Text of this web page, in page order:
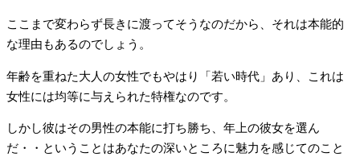
ここまで変わらず長きに渡ってそうなのだから、それは本能的
な理由もあるのでしょう。
年齢を重ねた大人の女性でもやはり「若い時代」あり、これは
女性には均等に与えられた特権なのです。
しかし彼はその男性の本能に打ち勝ち、年上の彼女を選ん
だ・・ということはあなたの深いところに魅力を感じてのこと